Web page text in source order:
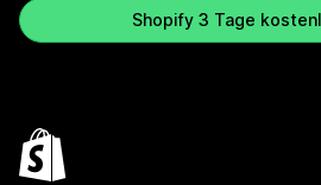
Shopify 3 Tage